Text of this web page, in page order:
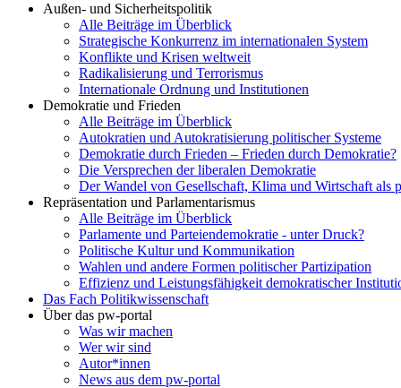
Außen- und Sicherheitspolitik
Alle Beiträge im Überblick
Strategische Konkurrenz im internationalen System
Konflikte und Krisen weltweit
Radikalisierung und Terrorismus
Internationale Ordnung und Institutionen
Demokratie und Frieden
Alle Beiträge im Überblick
Autokratien und Autokratisierung politischer Systeme
Demokratie durch Frieden – Frieden durch Demokratie?
Die Versprechen der liberalen Demokratie
Der Wandel von Gesellschaft, Klima und Wirtschaft als
Repräsentation und Parlamentarismus
Alle Beiträge im Überblick
Parlamente und Parteiendemokratie - unter Druck?
Politische Kultur und Kommunikation
Wahlen und andere Formen politischer Partizipation
Effizienz und Leistungsfähigkeit demokratischer
Das Fach Politikwissenschaft
Über das pw-portal
Was wir machen
Wer wir sind
Autor*innen
News aus dem pw-portal